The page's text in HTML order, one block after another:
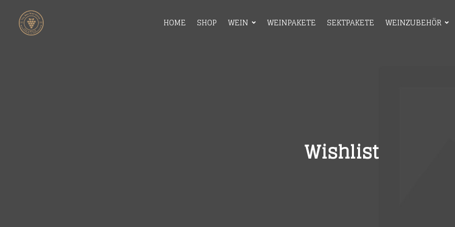
HOME SHOP WEIN WEINPAKETE SEKTPAKETE WEINZUBEHÖR
HOME SHOP WEIN WEINPAKETE
Wishlist